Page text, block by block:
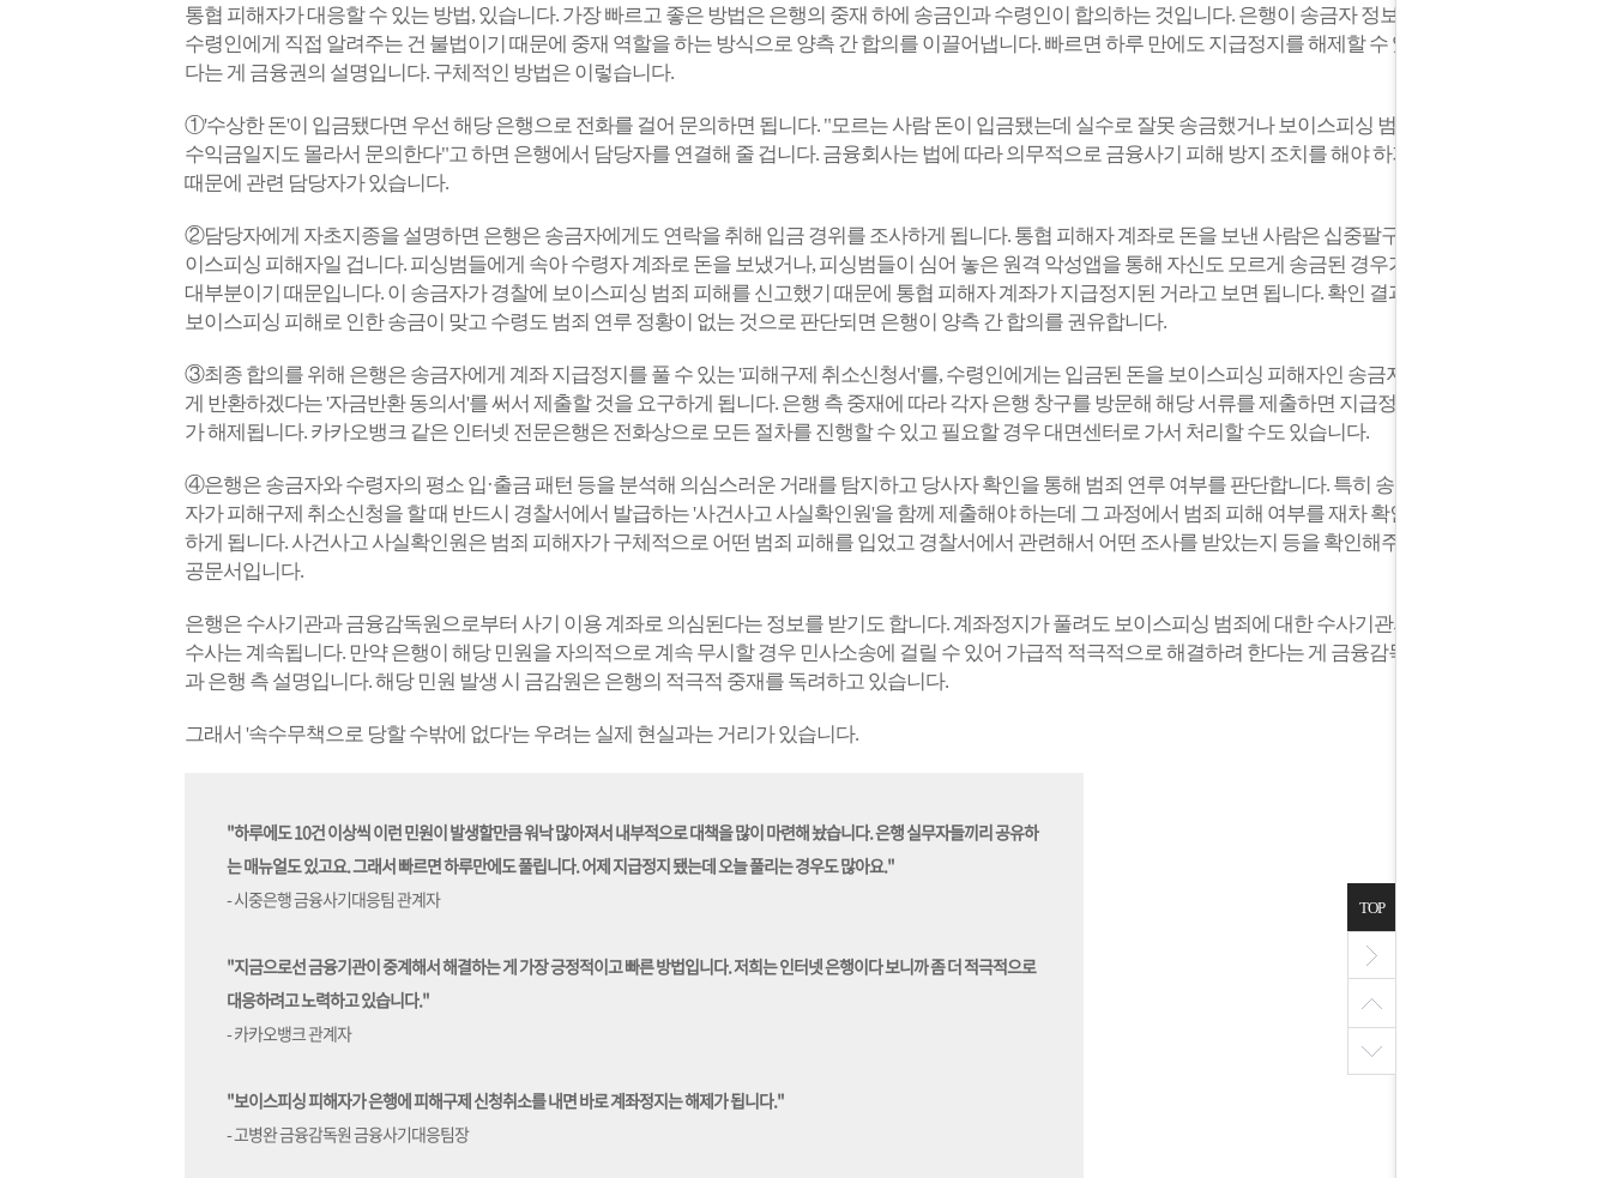
통협 피해자가 대응할 수 있는 방법, 있습니다. 가장 빠르고 좋은 방법은 은행의 중재 하에 송금인과 수령인이 합의하는 것입니다. 은행이 송금자 정보를
수령인에게 직접 알려주는 건 불법이기 때문에 중재 역할을 하는 방식으로 양측 간 합의를 이끌어냅니다. 빠르면 하루 만에도 지급정지를 해제할 수 있
다는 게 금융권의 설명입니다. 구체적인 방법은 이렇습니다.
①'수상한 돈'이 입금됐다면 우선 해당 은행으로 전화를 걸어 문의하면 됩니다. "모르는 사람 돈이 입금됐는데 실수로 잘못 송금했거나 보이스피싱 범죄
수익금일지도 몰라서 문의한다"고 하면 은행에서 담당자를 연결해 줄 겁니다. 금융회사는 법에 따라 의무적으로 금융사기 피해 방지 조치를 해야 하기
때문에 관련 담당자가 있습니다.
②담당자에게 자초지종을 설명하면 은행은 송금자에게도 연락을 취해 입금 경위를 조사하게 됩니다. 통협 피해자 계좌로 돈을 보낸 사람은 십중팔구 보
이스피싱 피해자일 겁니다. 피싱범들에게 속아 수령자 계좌로 돈을 보냈거나, 피싱범들이 심어 놓은 원격 악성앱을 통해 자신도 모르게 송금된 경우가
대부분이기 때문입니다. 이 송금자가 경찰에 보이스피싱 범죄 피해를 신고했기 때문에 통협 피해자 계좌가 지급정지된 거라고 보면 됩니다. 확인 결과
보이스피싱 피해로 인한 송금이 맞고 수령도 범죄 연루 정황이 없는 것으로 판단되면 은행이 양측 간 합의를 권유합니다.
③최종 합의를 위해 은행은 송금자에게 계좌 지급정지를 풀 수 있는 '피해구제 취소신청서'를, 수령인에게는 입금된 돈을 보이스피싱 피해자인 송금자에
게 반환하겠다는 '자금반환 동의서'를 써서 제출할 것을 요구하게 됩니다. 은행 측 중재에 따라 각자 은행 창구를 방문해 해당 서류를 제출하면 지급정지
가 해제됩니다. 카카오뱅크 같은 인터넷 전문은행은 전화상으로 모든 절차를 진행할 수 있고 필요할 경우 대면센터로 가서 처리할 수도 있습니다.
④은행은 송금자와 수령자의 평소 입·출금 패턴 등을 분석해 의심스러운 거래를 탐지하고 당사자 확인을 통해 범죄 연루 여부를 판단합니다. 특히 송금
자가 피해구제 취소신청을 할 때 반드시 경찰서에서 발급하는 '사건사고 사실확인원'을 함께 제출해야 하는데 그 과정에서 범죄 피해 여부를 재차 확인
하게 됩니다. 사건사고 사실확인원은 범죄 피해자가 구체적으로 어떤 범죄 피해를 입었고 경찰서에서 관련해서 어떤 조사를 받았는지 등을 확인해주는
공문서입니다.
은행은 수사기관과 금융감독원으로부터 사기 이용 계좌로 의심된다는 정보를 받기도 합니다. 계좌정지가 풀려도 보이스피싱 범죄에 대한 수사기관의
수사는 계속됩니다. 만약 은행이 해당 민원을 자의적으로 계속 무시할 경우 민사소송에 걸릴 수 있어 가급적 적극적으로 해결하려 한다는 게 금융감독원
과 은행 측 설명입니다. 해당 민원 발생 시 금감원은 은행의 적극적 중재를 독려하고 있습니다.
그래서 '속수무책으로 당할 수밖에 없다'는 우려는 실제 현실과는 거리가 있습니다.
"하루에도 10건 이상씩 이런 민원이 발생할만큼 워낙 많아져서 내부적으로 대책을 많이 마련해 놨습니다. 은행 실무자들끼리 공유하
는 매뉴얼도 있고요. 그래서 빠르면 하루만에도 풀립니다. 어제 지급정지 됐는데 오늘 풀리는 경우도 많아요."
- 시중은행 금융사기대응팀 관계자
"지금으로선 금융기관이 중계해서 해결하는 게 가장 긍정적이고 빠른 방법입니다. 저희는 인터넷 은행이다 보니까 좀 더 적극적으로
대응하려고 노력하고 있습니다."
- 카카오뱅크 관계자
"보이스피싱 피해자가 은행에 피해구제 신청취소를 내면 바로 계좌정지는 해제가 됩니다."
- 고병완 금융감독원 금융사기대응팀장
TOP